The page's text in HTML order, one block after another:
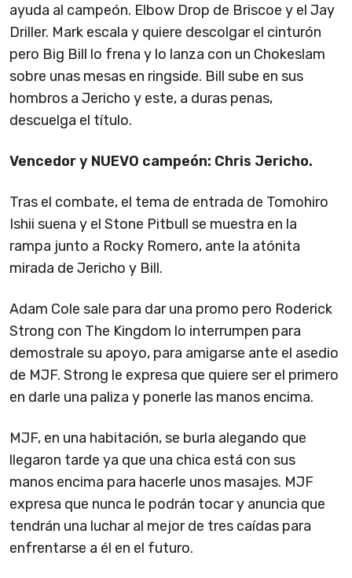
ayuda al campeón. Elbow Drop de Briscoe y el Jay
Driller. Mark escala y quiere descolgar el cinturón
pero Big Bill lo frena y lo lanza con un Chokeslam
sobre unas mesas en ringside. Bill sube en sus
hombros a Jericho y este, a duras penas,
descuelga el título.
Vencedor y NUEVO campeón: Chris Jericho.
Tras el combate, el tema de entrada de Tomohiro
Ishii suena y el Stone Pitbull se muestra en la
rampa junto a Rocky Romero, ante la atónita
mirada de Jericho y Bill.
Adam Cole sale para dar una promo pero Roderick
Strong con The Kingdom lo interrumpen para
demostrale su apoyo, para amigarse ante el asedio
de MJF. Strong le expresa que quiere ser el primero
en darle una paliza y ponerle las manos encima.
MJF, en una habitación, se burla alegando que
llegaron tarde ya que una chica está con sus
manos encima para hacerle unos masajes. MJF
expresa que nunca le podrán tocar y anuncia que
tendrán una luchar al mejor de tres caídas para
enfrentarse a él en el futuro.